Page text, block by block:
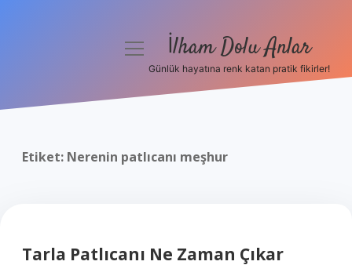
menüyü İlham Dolu Anlar
Günlük hayatına renk katan pratik fikirler!
Etiket: Nerenin patlıcanı meşhur
Tarla Patlıcanı Ne Zaman Çıkar